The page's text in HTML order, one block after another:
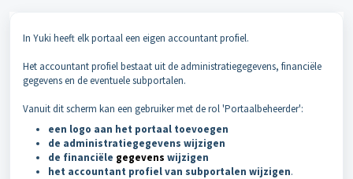
In Yuki heeft elk portaal een eigen accountant profiel.
Het accountant profiel bestaat uit de administratiegegevens, financiële
gegevens en de eventuele subportalen.
Vanuit dit scherm kan een gebruiker met de rol 'Portaalbeheerder':
een logo aan het portaal toevoegen
de administratiegegevens wijzigen
de financiële gegevens wijzigen
het accountant profiel van subportalen wijzigen.